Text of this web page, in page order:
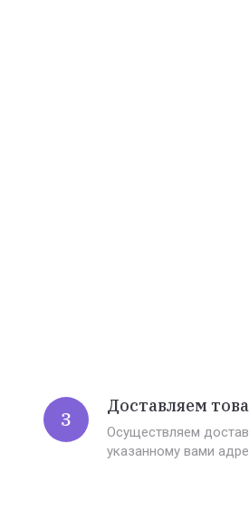
3
Доставляем
Осуществляем
указанному вами